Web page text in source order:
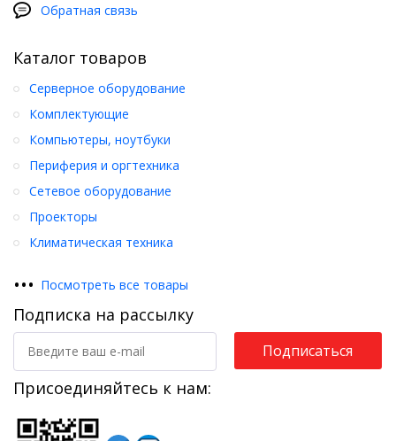
Обратная связь
Каталог товаров
Серверное оборудование
Комплектующие
Компьютеры, ноутбуки
Периферия и оргтехника
Сетевое оборудование
Проекторы
Климатическая техника
••• Посмотреть все товары
Подписка на рассылку
Подписаться
Присоединяйтесь к нам: